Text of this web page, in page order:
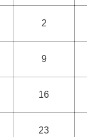
2
9
16
23